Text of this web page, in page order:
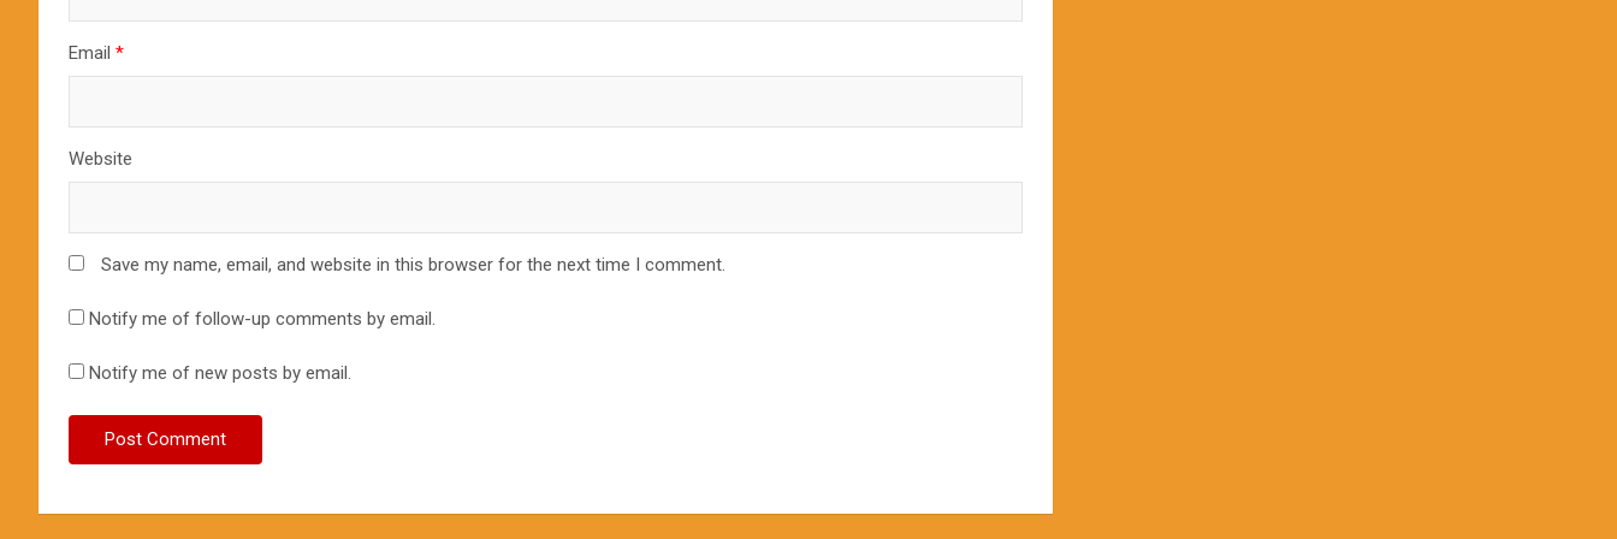
Email *
Website
Save my name, email, and website in this browser for the next time I comment.
Notify me of follow-up comments by email.
Notify me of new posts by email.